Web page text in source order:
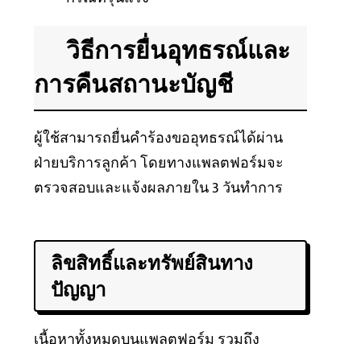
วิธีการยื่นอุทธรณ์และ
การคืนสถานะบัญชี
ผู้ใช้สามารถยื่นคำร้องขออุทธรณ์ได้ผ่าน
ฝ่ายบริการลูกค้า โดยทางแพลตฟอร์มจะ
ตรวจสอบและแจ้งผลภายใน 3 วันทำการ
ลิขสิทธิ์และทรัพย์สินทาง
ปัญญา